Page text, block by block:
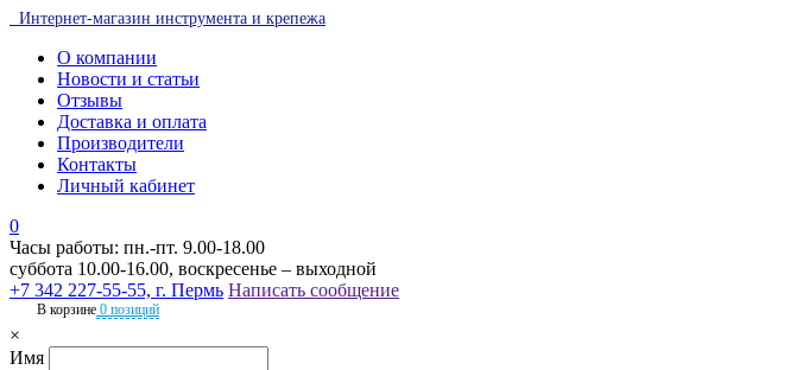
Интернет-магазин инструмента и крепежа
О компании
Новости и статьи
Отзывы
Доставка и оплата
Производители
Контакты
Личный кабинет
0
Часы работы: пн.-пт. 9.00-18.00
суббота 10.00-16.00, воскресенье – выходной
+7 342 227-55-55, г. Пермь Написать сообщение
В корзине 0 позиций
×
Имя